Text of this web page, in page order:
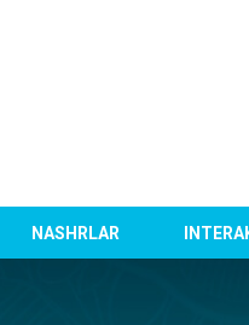
NASHRLAR